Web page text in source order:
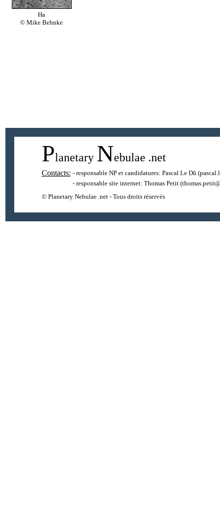
Ha
© Mike Behnke
Planetary Nebulae .net
Contacts: - responsable NP et candidatures: Pascal Le Dû
- responsable site internet: Thomas Petit
© Planetary Nebulae .net - Tous droits réservés